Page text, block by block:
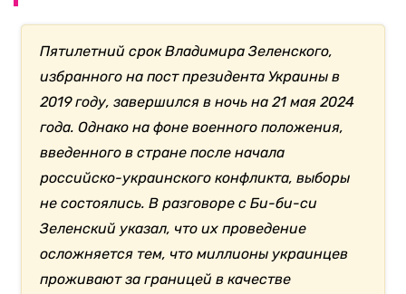
Пятилетний срок Владимира Зеленского,
избранного на пост президента Украины в
2019 году, завершился в ночь на 21 мая 2024
года. Однако на фоне военного положения,
введенного в стране после начала
российско-украинского конфликта, выборы
не состоялись. В разговоре с Би-би-си
Зеленский указал, что их проведение
осложняется тем, что миллионы украинцев
проживают за границей в качестве